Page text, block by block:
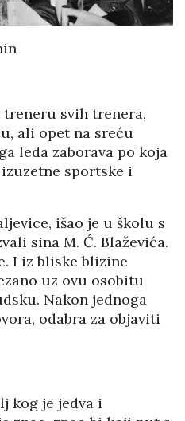
svih trenera,
ali opet na sreću
leda zaborava po koja
sportske i
išao je u školu s
sina M. Ć. Blaževića.
I iz bliske blizine
uz ovu osobitu
Nakon jednoga
odabra za objaviti
kog je jedva i